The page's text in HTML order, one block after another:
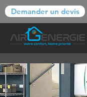
Demander un devis